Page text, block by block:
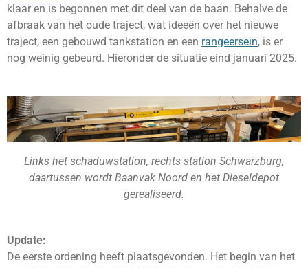
klaar en is begonnen met dit deel van de baan. Behalve de
afbraak van het oude traject, wat ideeën over het nieuwe
traject, een gebouwd tankstation en een rangeersein, is er
nog weinig gebeurd. Hieronder de situatie eind januari 2025.
Links het schaduwstation, rechts station Schwarzburg,
daartussen wordt Baanvak Noord en het Dieseldepot
gerealiseerd.
Update:
De eerste ordening heeft plaatsgevonden. Het begin van het